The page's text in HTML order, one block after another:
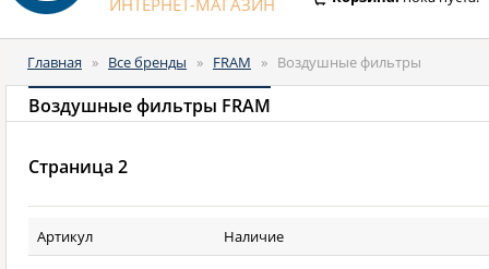
ИНТЕРНЕТ-МАГАЗИН
Главная » Все бренды » FRAM » Воздушные фильтры
Воздушные фильтры FRAM
Страница 2
Артикул Наличие